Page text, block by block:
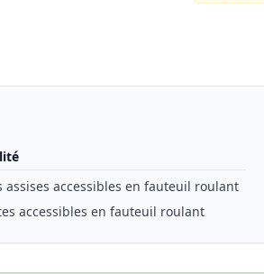
assises accessibles en fauteuil roulant
accessibles en fauteuil roulant